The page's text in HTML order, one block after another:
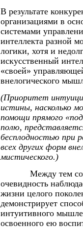
В результате
организациями в
системами
интеллекта разной
логики, хотя и
искусственный
«своей»
внелогического
(Приоритет
истины, насколько
помощи прямого
полю,
бесплодностью при
всех других форм
мистического.)
Между тем
очевидность
жизни целого
демонстрирует
интуитивного
освоенного ею